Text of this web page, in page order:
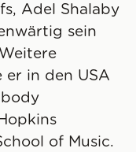
Adel Shalaby
sein
er in den USA
of Music.